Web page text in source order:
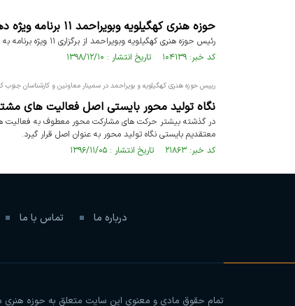
حوزه هنری کهگیلویه وبویراحمد ۱۱ برنامه ویژه دهه فجر برگزار می‌کند
رئیس حوزه هنری کهگیلویه وبویراحمد از برگزاری ۱۱ ویژه برنامه به مناسبت سالگرد پیروزی انقلاب اسلامی در استان خبر داد.
کد خبر: ۱۰۴۱۳۹ تاریخ انتشار : ۱۳۹۸/۱۲/۱۰
رییس حوزه هنری کهگیلویه و بویراحمد در سمینار معاونین و کارشناسان جنوب
نگاه تولید محور بایستی اصل فعالیت های
در گذشته بیشتر حرکت های مشارکت محور معطوف به فعالیت
معتقدیم بایستی نگاه تولید محور به عنوان اصل قرار گیرد.
کد خبر: ۲۱۸۶۳ تاریخ انتشار : ۱۳۹۶/۱۱/۰۵
درباره ما تماس با ما
تمام حقوق مادی و معنوی این سایت متعلق به حوزه هنری